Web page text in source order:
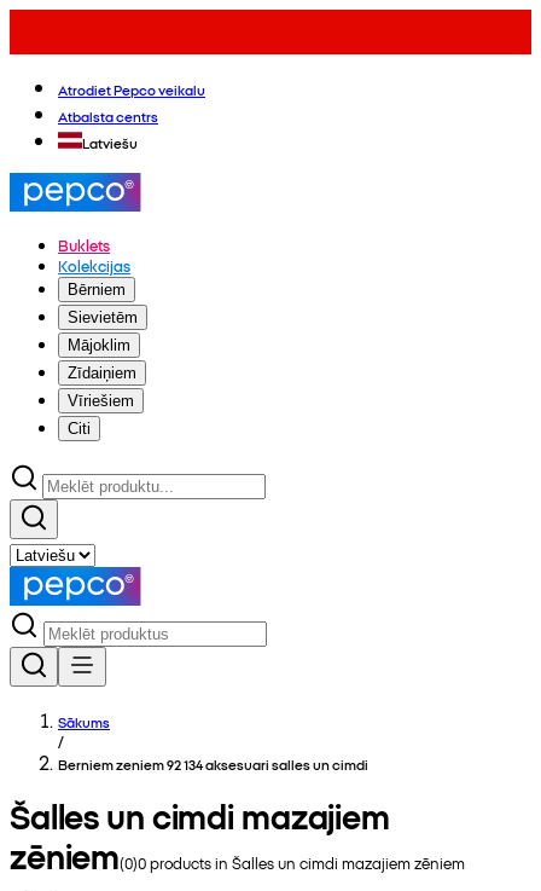
Atrodiet Pepco veikalu
Atbalsta centrs
Latviešu
Buklets
Kolekcijas
Bērniem
Sievietēm
Mājoklim
Zīdaiņiem
Vīriešiem
Citi
Sākums
/
Berniem zeniem 92 134 aksesuari salles un cimdi
Šalles un cimdi mazajiem
zēniem(0)0products inŠalles un cimdi mazajiem zēniem